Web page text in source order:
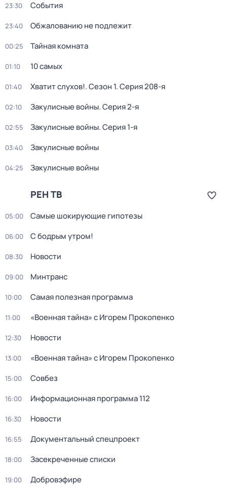
23:30 События
23:40 Обжалованию не подлежит
00:25 Тайная комната
01:10 10 самых
01:40 Хватит слухов!. Сезон 1. Серия 208-я
02:10 Закулисные войны. Серия 2-я
02:55 Закулисные войны. Серия 1-я
03:40 Закулисные войны
04:25 Закулисные войны
РЕН ТВ
05:00 Самые шoкиpующие гипотезы
06:00 С бодрым утром!
08:30 Новости
09:00 Минтранс
10:00 Самая полезная программа
11:00 «Военная тайна» с Игорем Прокопенко
12:30 Новости
13:00 «Военная тайна» с Игорем Прокопенко
15:00 Совбез
16:00 Информационная программа 112
16:30 Новости
16:55 Документальный спецпроект
18:00 Заcекрeченные списки
19:00 Добровэфире